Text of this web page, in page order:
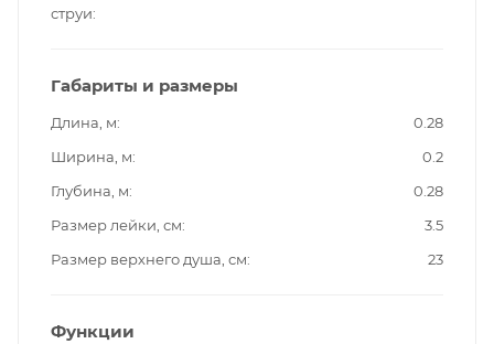
струи
Габариты и размеры
Длина, м
0.28
Ширина, м
0.2
Глубина, м
0.28
Размер лейки, см
3.5
Размер верхнего душа, см
23
Функции